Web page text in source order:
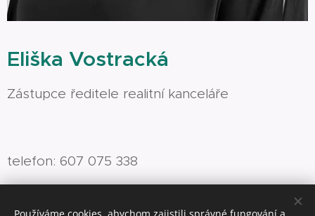
Eliška Vostracká
Zástupce ředitele realitní kanceláře
telefon: 607 075 338